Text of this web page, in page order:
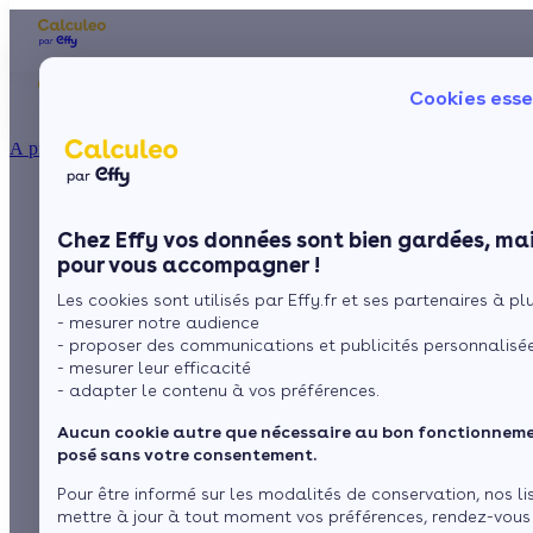
Cookies
Chez Effy vos données sont bien gardées,
pour vous accompagner !
Les cookies sont utilisés par Effy.fr et ses partenaires à
- mesurer notre audience
- proposer des communications et publicités
- mesurer leur efficacité
- adapter le contenu à vos préférences.
Aucun cookie autre que nécessaire au bon
posé sans votre consentement.
Pour être informé sur les modalités de conservation, nos
mettre à jour à tout moment vos préférences, rendez-
À propos
Ma Prime Rénov'
Le chèque énergie
La TVA réduite
L'éco-prêt à taux zéro
Trouver mes aides
Nos conseils
Sol
Fenêtres
Choisir son poêle à
bois en fonction de
son autonomie
Sommaire
Le matériau du poêle détermine son inertie